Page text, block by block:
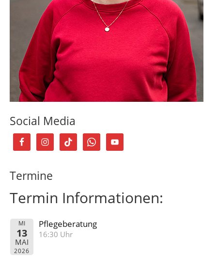
Social Media
Termine
Termin Informationen:
MI
13
MAI
2026
Pflegeberatung
16:30 Uhr